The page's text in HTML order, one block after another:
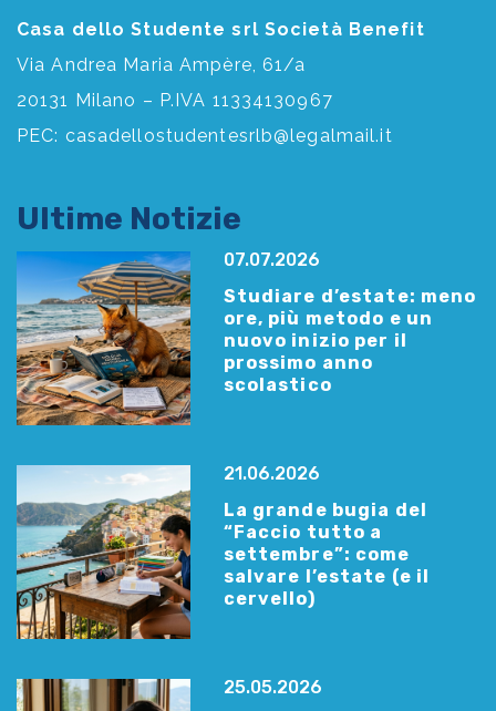
Casa dello Studente srl Società Benefit
Via Andrea Maria Ampère, 61/a
20131 Milano – P.IVA 11334130967
PEC: casadellostudentesrlb@legalmail.it
Ultime Notizie
07.07.2026
Studiare d’estate: meno
ore, più metodo e un
nuovo inizio per il
prossimo anno
scolastico
21.06.2026
La grande bugia del
“Faccio tutto a
settembre”: come
salvare l’estate (e il
cervello)
25.05.2026